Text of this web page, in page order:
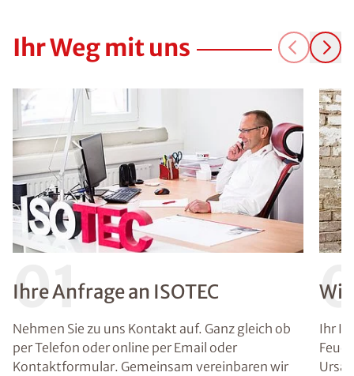
Ihr Weg mit uns
01
Ihre Anfrage an ISOTEC
Nehmen Sie zu uns Kontakt auf. Ganz gleich ob
per Telefon oder online per Email oder
Kontaktformular. Gemeinsam vereinbaren wir
Wir
Ihr